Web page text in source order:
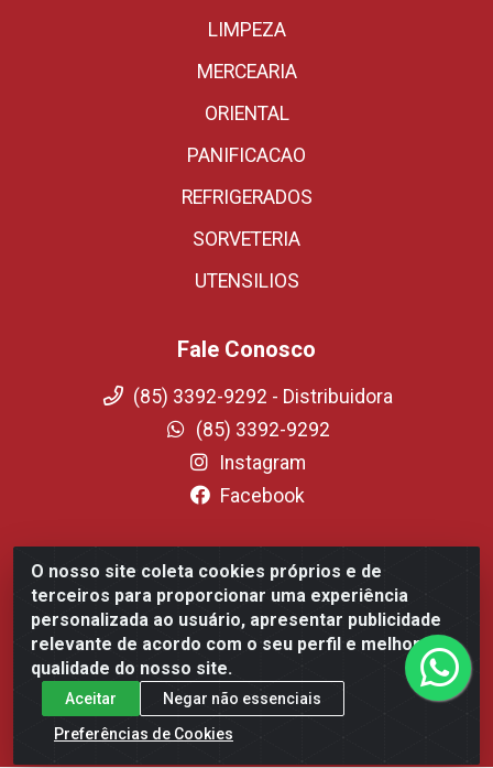
O nosso site coleta cookies próprios e de
terceiros para proporcionar uma experiência
personalizada ao usuário, apresentar publicidade
relevante de acordo com o seu perfil e melhorar a
qualidade do nosso site.
Aceitar
Negar não essenciais
Preferências de Cookies
LIMPEZA
MERCEARIA
ORIENTAL
PANIFICACAO
REFRIGERADOS
SORVETERIA
UTENSILIOS
Fale Conosco
(85) 3392-9292 - Distribuidora
(85) 3392-9292
Instagram
Facebook
Fortali Distribuidora de Alimentos LTDA - Avenida Tomaz
Coelho, 1268 - Messejana, Fortaleza/CE - CEP 60.863-254-
CNPJ 09.317.318.0001-75